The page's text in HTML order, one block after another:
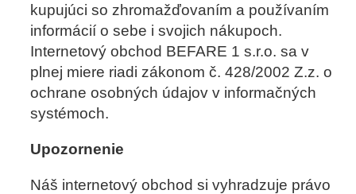
kupujúci so zhromažďovaním a používaním
informácií o sebe i svojich nákupoch.
Internetový obchod BEFARE 1 s.r.o. sa v
plnej miere riadi zákonom č. 428/2002 Z.z. o
ochrane osobných údajov v informačných
systémoch.
Upozornenie
Náš internetový obchod si vyhradzuje právo